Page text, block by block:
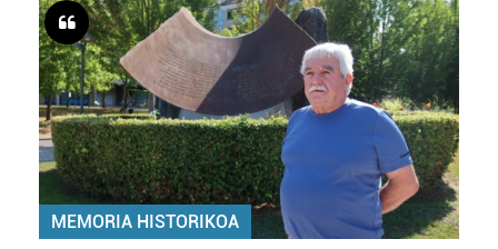
MEMORIA HISTORIKOA